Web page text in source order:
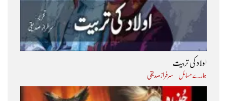
اولاد کی تربیت
ہمارے مسائل سرفراز صدیقی